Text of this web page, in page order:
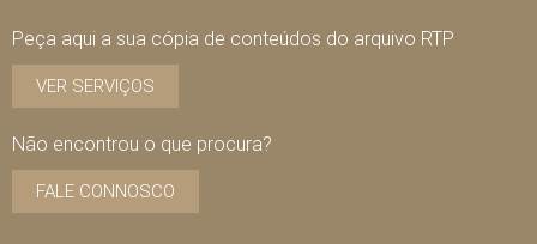
Peça aqui a sua cópia de conteúdos do arquivo RTP
VER SERVIÇOS
Não encontrou o que procura?
FALE CONNOSCO